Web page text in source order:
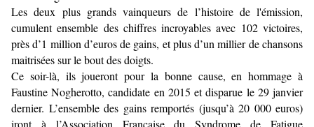
Les deux plus grands vainqueurs de l’histoire de l'émission,
cumulent ensemble des chiffres incroyables avec 102 victoires,
près d’1 million d’euros de gains, et plus d’un millier de chansons
maitrisées sur le bout des doigts.
Ce soir-là, ils joueront pour la bonne cause, en hommage à
Faustine Nogherotto, candidate en 2015 et disparue le 29 janvier
dernier. L’ensemble des gains remportés (jusqu’à 20 000 euros)
iront à l’Association Française du Syndrome de Fatigue